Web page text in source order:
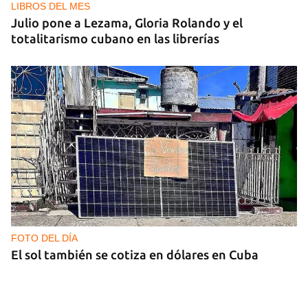
LIBROS DEL MES
Julio pone a Lezama, Gloria Rolando y el
totalitarismo cubano en las librerías
FOTO DEL DÍA
El sol también se cotiza en dólares en Cuba